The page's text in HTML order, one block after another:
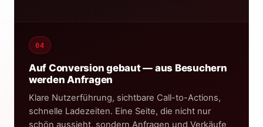
04
Auf Conversion gebaut — aus Besuchern
werden Anfragen
Klare Nutzerführung, sichtbare Call-to-Actions,
schnelle Ladezeiten. Eine Seite, die nicht nur
schön aussieht, sondern Anfragen und Verkäufe